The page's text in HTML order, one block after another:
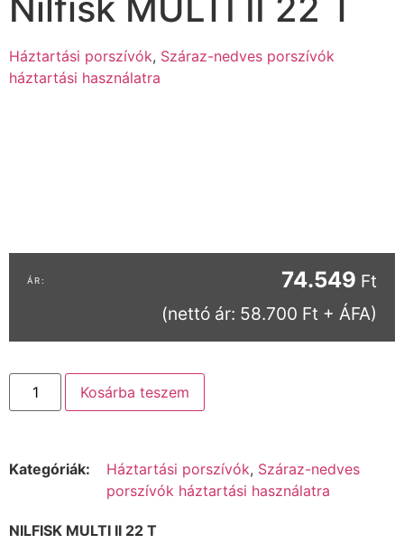
Háztartási porszívók, Száraz-nedves porszívók
háztartási használatra
74.549 Ft
(nettó ár: 58.700 Ft + ÁFA)
Kosárba teszem
Kategóriák: Háztartási porszívók, Száraz-nedves
porszívók háztartási használatra
NILFISK MULTI II 22 T